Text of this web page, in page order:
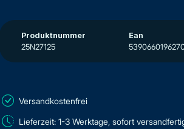
Produktnummer
25N27125
Ean
Versandkostenfrei
Lieferzeit: 1-3 Werktage, sofort